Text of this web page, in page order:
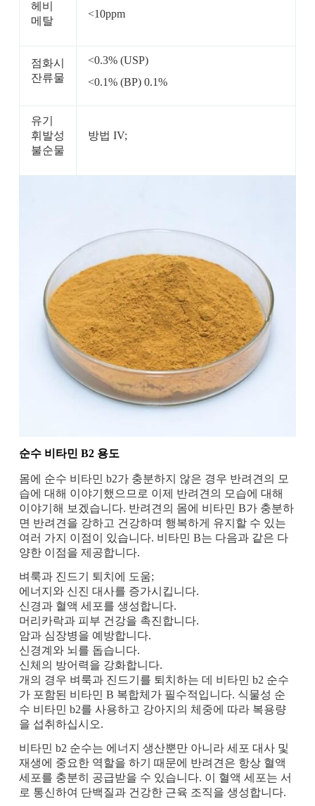
헤비
메탈
<10ppm
점화시
잔류물
<0.3% (USP)
<0.1% (BP) 0.1%
유기
휘발성
불순물
방법 IV;
순수 비타민 B2 용도
몸에 순수 비타민 b2가 충분하지 않은 경우 반려견의 모
습에 대해 이야기했으므로 이제 반려견의 모습에 대해
이야기해 보겠습니다. 반려견의 몸에 비타민 B가 충분하
면 반려견을 강하고 건강하며 행복하게 유지할 수 있는
여러 가지 이점이 있습니다. 비타민 B는 다음과 같은 다
양한 이점을 제공합니다.
벼룩과 진드기 퇴치에 도움;
에너지와 신진 대사를 증가시킵니다.
신경과 혈액 세포를 생성합니다.
머리카락과 피부 건강을 촉진합니다.
암과 심장병을 예방합니다.
신경계와 뇌를 돕습니다.
신체의 방어력을 강화합니다.
개의 경우 벼룩과 진드기를 퇴치하는 데 비타민 b2 순수
가 포함된 비타민 B 복합체가 필수적입니다. 식물성 순
수 비타민 b2를 사용하고 강아지의 체중에 따라 복용량
을 섭취하십시오.
비타민 b2 순수는 에너지 생산뿐만 아니라 세포 대사 및
재생에 중요한 역할을 하기 때문에 반려견은 항상 혈액
세포를 충분히 공급받을 수 있습니다. 이 혈액 세포는 서
로 통신하여 단백질과 건강한 근육 조직을 생성합니다.